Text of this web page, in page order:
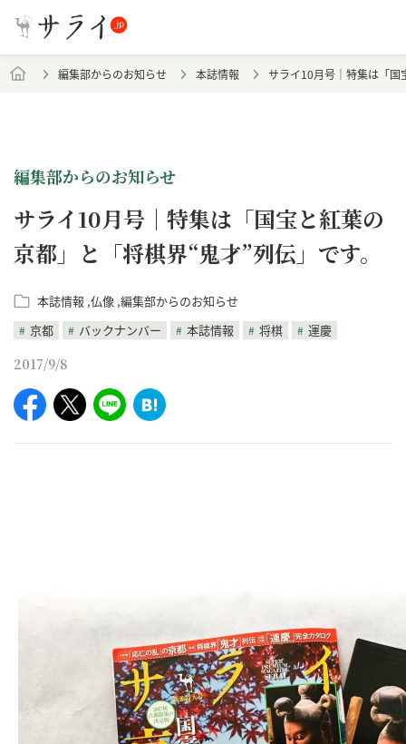
編集部からのお知らせ 本誌情報 サライ10月号｜特集は「国
編集部からのお知らせ
サライ10月号｜特集は「国宝と紅葉の
京都」と「将棋界“鬼才”列伝」です。
本誌情報 仏像 編集部からのお知らせ
京都
バックナンバー 本誌情報 将棋 運慶
2017/9/8